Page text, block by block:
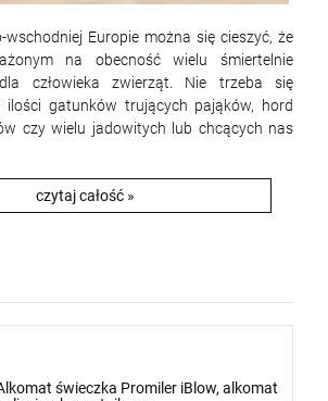
Europie można się cieszyć, że
na obecność wielu śmiertelnie
człowieka zwierząt.
Nie trzeba się
ilości gatunków trujących pająków, hord
czy wielu jadowitych lub chcących nas
czytaj całość »
świeczka Promiler iBlow, alkomat